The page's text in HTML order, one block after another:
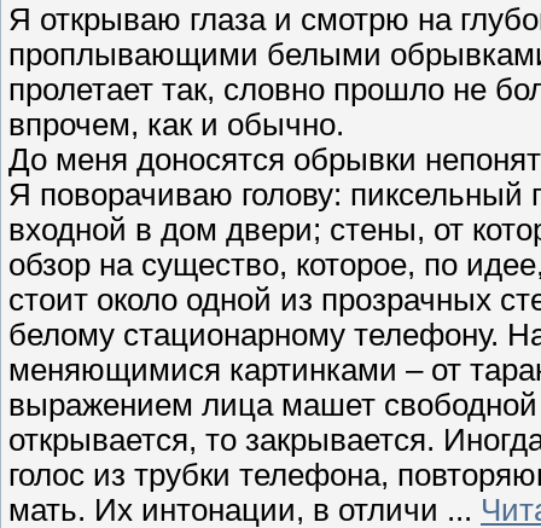
Я открываю глаза и смотрю на
проплывающими белыми
пролетает так, словно прошло не
впрочем, как и обычно.
До меня доносятся обрывки
Я поворачиваю голову: пиксельный
входной в дом двери; стены, от
обзор на существо, которое, по
стоит около одной из прозрачных
белому стационарному телефону.
меняющимися картинками – от
выражением лица машет свободной
открывается, то закрывается.
голос из трубки телефона,
мать. Их интонации, в отличи ...